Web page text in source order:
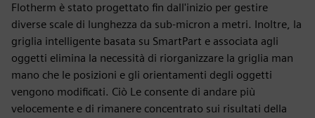
Flotherm è stato progettato fin dall'inizio per gestire
diverse scale di lunghezza da sub-micron a metri. Inoltre, la
griglia intelligente basata su SmartPart e associata agli
oggetti elimina la necessità di riorganizzare la griglia man
mano che le posizioni e gli orientamenti degli oggetti
vengono modificati. Ciò Le consente di andare più
velocemente e di rimanere concentrato sui risultati della